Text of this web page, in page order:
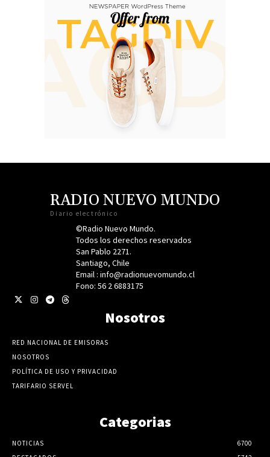
RADIO NUEVO MUNDO
Diario electrónico
©Radio Nuevo Mundo.
Todos los derechos reservados
San Pablo 2271.
Santiago, Chile
Email : info@radionuevomundo.cl
Fono: 56 2 6883175
Nosotros
RED NACIONAL DE EMISORAS
NOSOTROS
POLÍTICA DE USO Y PRIVACIDAD
TARIFARIO SERVEL
Categorias
NOTICIAS
6700